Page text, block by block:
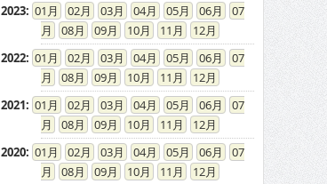
2023: 01 02 03 04 05 06
07
08
09 10 11
12
2022: 01 02 03 04 05 06
07
08
09 10 11
12
2021: 01 02 03 04 05 06
07
08
09 10 11
12
2020: 01 02 03 04 05 06
07
08
09 10 11
12